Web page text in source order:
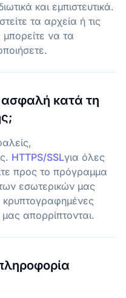
και εμπιστευτικά.
τα αρχεία ή τις
να τα
ασφαλή κατά τη
HTTPS/SSLγια όλες
προς το πρόγραμμα
εσωτερικών μας
κρυπτογραφημένες
μας απορρίπτονται.